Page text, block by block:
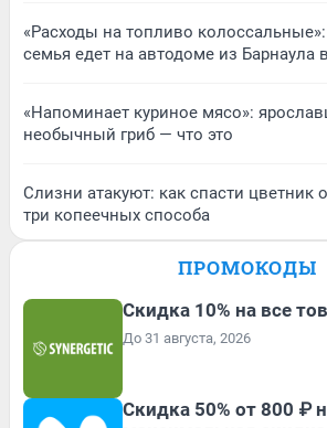
«Расходы на топливо
семья едет на автодоме из Барнаула
«Напоминает куриное мясо»:
необычный гриб — что это
Слизни атакуют: как спасти цветник
три копеечных способа
ПРОМОКОДЫ
Скидка 10% на все
До 31 августа, 2026
Скидка 50% от 800 ₽